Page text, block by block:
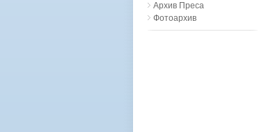
Архив Преса
Фотоархив